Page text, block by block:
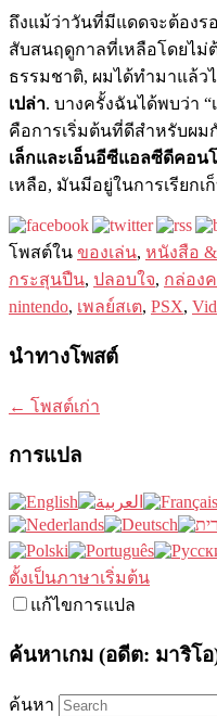
ถึงแม้ว่าวันที่มีแดดจะต้องร
สับสนฤดูกาลที่เหลือโดยไม่
ธรรมชาติ, ผมได้ทำมาแล้
เปล่า. บางครั้งฉันได้พบว่า
คือการเริ่มต้นที่ดีสำหรับผ
เล็กและเอ็นอีซีแอลซีดีคอน
เหลือ, มันมีอยู่ในการเรียกเ
โพสต์ใน ของเล่น, หนังสือ
กระสุนปืน, ปลอบใจ, กล่อง
nintendo, เพลย์สเต, PSX,
นำทางโพสต์
← โพสต์เก่า
การแปล
ตั้งเป็นภาษาเริ่มต้น
แก้ไขการแปล
ค้นหาเกม (อดีต: มาริโอ
ค้นหา